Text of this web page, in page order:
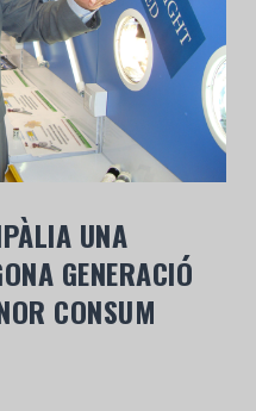
UNA
GENERACIÓ
CONSUM